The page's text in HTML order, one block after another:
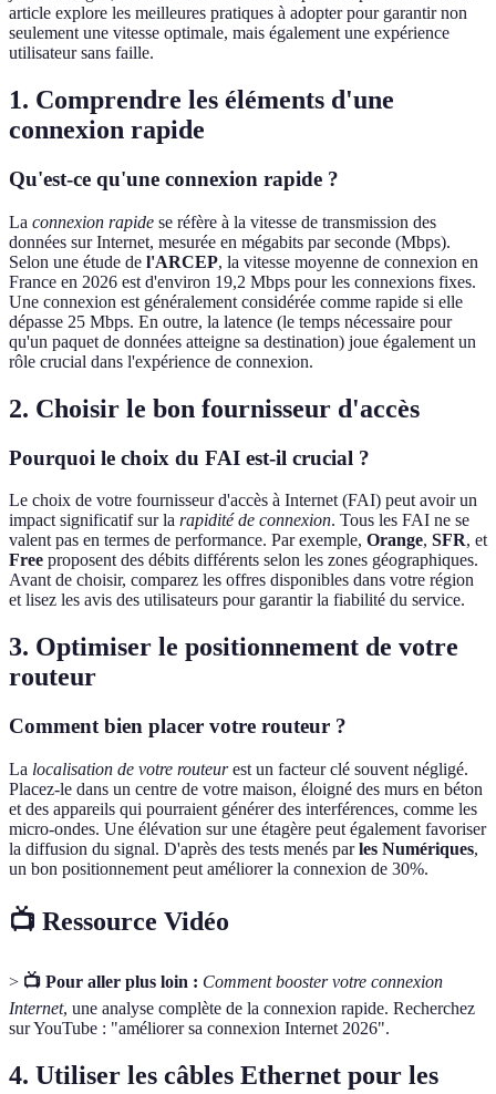
article explore les meilleures pratiques à adopter pour garantir non
seulement une vitesse optimale, mais également une expérience
utilisateur sans faille.
1. Comprendre les éléments d'une
connexion rapide
Qu'est-ce qu'une connexion rapide ?
La connexion rapide se réfère à la vitesse de transmission des
données sur Internet, mesurée en mégabits par seconde (Mbps).
Selon une étude de l'ARCEP, la vitesse moyenne de connexion en
France en 2026 est d'environ 19,2 Mbps pour les connexions fixes.
Une connexion est généralement considérée comme rapide si elle
dépasse 25 Mbps. En outre, la latence (le temps nécessaire pour
qu'un paquet de données atteigne sa destination) joue également un
rôle crucial dans l'expérience de connexion.
2. Choisir le bon fournisseur d'accès
Pourquoi le choix du FAI est-il crucial ?
Le choix de votre fournisseur d'accès à Internet (FAI) peut avoir un
impact significatif sur la rapidité de connexion. Tous les FAI ne se
valent pas en termes de performance. Par exemple, Orange, SFR, et
Free proposent des débits différents selon les zones géographiques.
Avant de choisir, comparez les offres disponibles dans votre région
et lisez les avis des utilisateurs pour garantir la fiabilité du service.
3. Optimiser le positionnement de votre
routeur
Comment bien placer votre routeur ?
La localisation de votre routeurest un facteur clé souvent négligé.
Placez-le dans un centre de votre maison, éloigné des murs en béton
et des appareils qui pourraient générer des interférences, comme les
micro-ondes. Une élévation sur une étagère peut également favoriser
la diffusion du signal. D'après des tests menés parles Numériques,
un bon positionnement peut améliorer la connexion de 30%.
📺 Ressource Vidéo
> 📺 Pour aller plus loin : Comment booster votre connexion
Internet, une analyse complète de la connexion rapide. Recherchez
sur YouTube : "améliorer sa connexion Internet 2026".
4. Utiliser les câbles Ethernet pour les